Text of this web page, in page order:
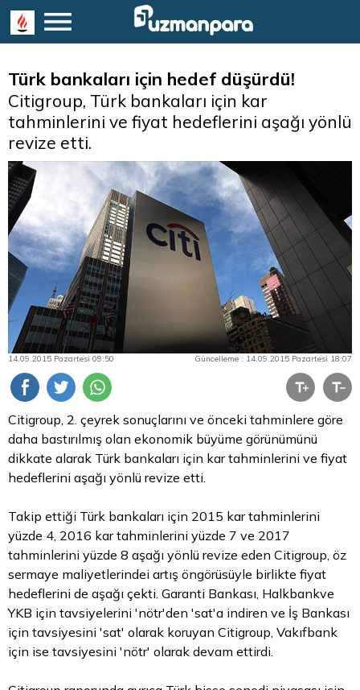
Türk bankaları için hedef düşürdü!
Citigroup, Türk bankaları için kar
tahminlerini ve fiyat hedeflerini aşağı yönlü
revize etti.
14.09.2015 Pazartesi 09:50 Güncelleme : 14.09.2015 Pazartesi 18:07
Citigroup, 2. çeyrek sonuçlarını ve önceki tahminlere göre
daha bastırılmış olan ekonomik büyüme görünümünü
dikkate alarak Türk bankaları için kar tahminlerini ve fiyat
hedeflerini aşağı yönlü revize etti.
Takip ettiği Türk bankaları için 2015 kar tahminlerini
yüzde 4, 2016 kar tahminlerini yüzde 7 ve 2017
tahminlerini yüzde 8 aşağı yönlü revize eden Citigroup, öz
sermaye maliyetlerindei artış öngörüsüyle birlikte fiyat
hedeflerini de aşağı çekti. Garanti Bankası, Halkbankve
YKB için tavsiyelerini 'nötr'den 'sat'a indiren ve İş Bankası
için tavsiyesini 'sat' olarak koruyan Citigroup, Vakıfbank
için ise tavsiyesini 'nötr' olarak devam ettirdi.